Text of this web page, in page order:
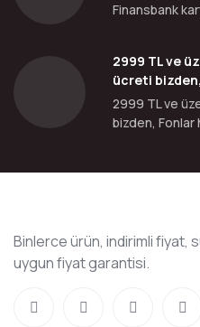
Finansbank
2999 TL ve
ücreti
2999 TL ve
bizden, Fonlar
Binlerce ürün, indirimli fiyat,
uygun fiyat garantisi.